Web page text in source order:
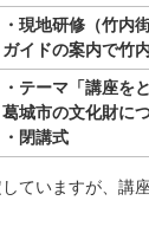
・現地研修（竹内
ガイドの案内で竹
・テーマ「講座を
葛城市の文化財に
・閉講式
ていますが、講